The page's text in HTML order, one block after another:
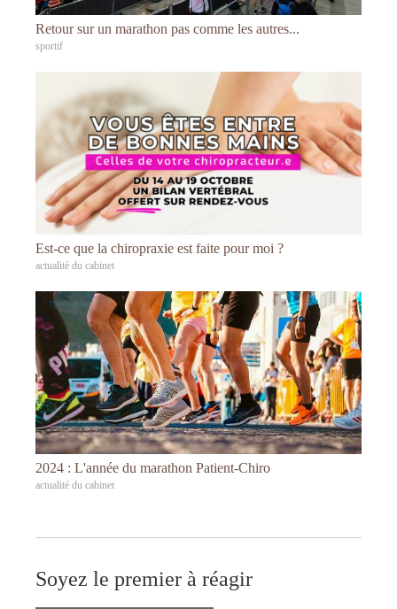
Retour sur un marathon pas comme les autres...
sportif
Est-ce que la chiropraxie est faite pour moi ?
actualité du cabinet
2024 : L'année du marathon Patient-Chiro
actualité du cabinet
Soyez le premier à réagir